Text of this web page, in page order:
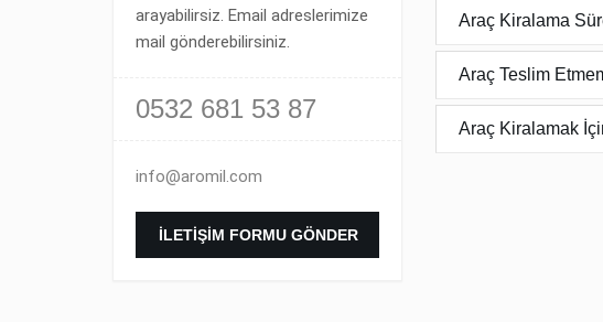
arayabilirsiz. Email adreslerimize
mail gönderebilirsiniz.
0532 681 53 87
info@aromil.com
İLETIŞIM FORMU GÖNDER
Araç Kiralama
Araç Teslim
Araç Kiralamak